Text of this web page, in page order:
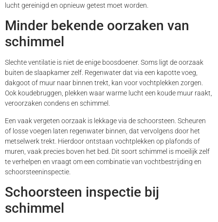
lucht gereinigd en opnieuw getest moet worden.
Minder bekende oorzaken van
schimmel
Slechte ventilatie is niet de enige boosdoener. Soms ligt de oorzaak
buiten de slaapkamer zelf. Regenwater dat via een kapotte voeg,
dakgoot of muur naar binnen trekt, kan voor vochtplekken zorgen.
Ook koudebruggen, plekken waar warme lucht een koude muur raakt,
veroorzaken condens en schimmel.
Een vaak vergeten oorzaak is lekkage via de schoorsteen. Scheuren
of losse voegen laten regenwater binnen, dat vervolgens door het
metselwerk trekt. Hierdoor ontstaan vochtplekken op plafonds of
muren, vaak precies boven het bed. Dit soort schimmel is moeilijk zelf
te verhelpen en vraagt om een combinatie van vochtbestrijding en
schoorsteeninspectie.
Schoorsteen inspectie bij
schimmel